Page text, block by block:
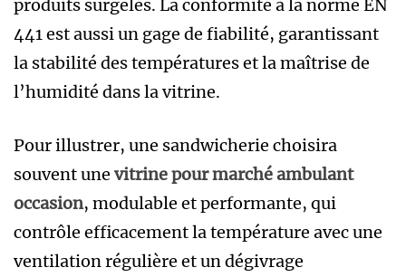
produits surgelés. La conformité à la norme EN
441 est aussi un gage de fiabilité, garantissant
la stabilité des températures et la maîtrise de
l’humidité dans la vitrine.
Pour illustrer, une sandwicherie choisira
souvent une vitrine pour marché ambulant
occasion, modulable et performante, qui
contrôle efficacement la température avec une
ventilation régulière et un dégivrage